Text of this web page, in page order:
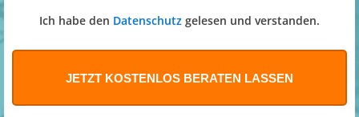
Ich habe den Datenschutz gelesen und verstanden.